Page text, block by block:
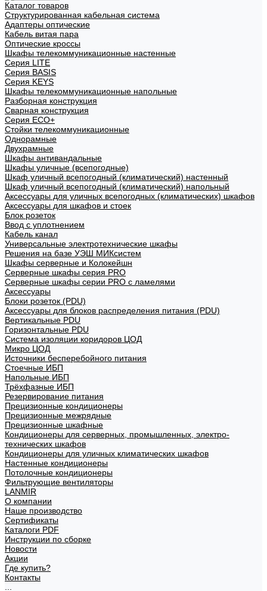
Каталог товаров
Структурированная кабельная система
Адаптеры оптические
Кабель витая пара
Оптические кроссы
Шкафы телекоммуникационные настенные
Cерия LITE
Cерия BASIS
Cерия KEYS
Шкафы телекоммуникационные напольные
Разборная конструкция
Сварная конструкция
Серия ECO+
Стойки телекоммуникационные
Однорамные
Двухрамные
Шкафы антивандальные
Шкафы уличные (всепогодные)
Шкаф уличный всепогодный (климатический) настенный
Шкаф уличный всепогодный (климатический) напольный
Аксессуары для уличных всепогодных (климатических) шкафов
Аксессуары для шкафов и стоек
Блок розеток
Ввод с уплотнением
Кабель канал
Универсальные электротехнические шкафы
Решения на базе УЭШ МИКсистем
Шкафы серверные и Колокейшн
Серверные шкафы серия PRO
Серверные шкафы серии PRO с ламелями
Аксессуары
Блоки розеток (PDU)
Аксессуары для блоков распределения питания (PDU)
Вертикальные PDU
Горизонтальные PDU
Система изоляции коридоров ЦОД
Микро ЦОД
Источники бесперебойного питания
Стоечные ИБП
Напольные ИБП
Трёхфазные ИБП
Резервирование питания
Прецизионные кондиционеры
Прецизионные межрядные
Прецизионные шкафные
Кондиционеры для серверных, промышленных, электро-
технических шкафов
Кондиционеры для уличных климатических шкафов
Настенные кондиционеры
Потолочные кондиционеры
Фильтрующие вентиляторы
LANMIR
О компании
Наше производство
Сертификаты
Каталоги PDF
Инструкции по сборке
Новости
Акции
Где купить?
Контакты